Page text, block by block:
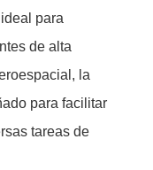
para
de alta
la
para facilitar
tareas de